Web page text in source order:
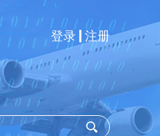
登录 注册